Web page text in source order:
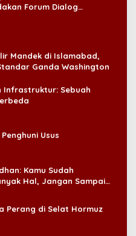
Forum Dialog
Mandek di Islamabad,
Ganda Washington
Infrastruktur: Sebuah
Usus
Kamu Sudah
Hal, Jangan Sampai
Perang di Selat Hormuz